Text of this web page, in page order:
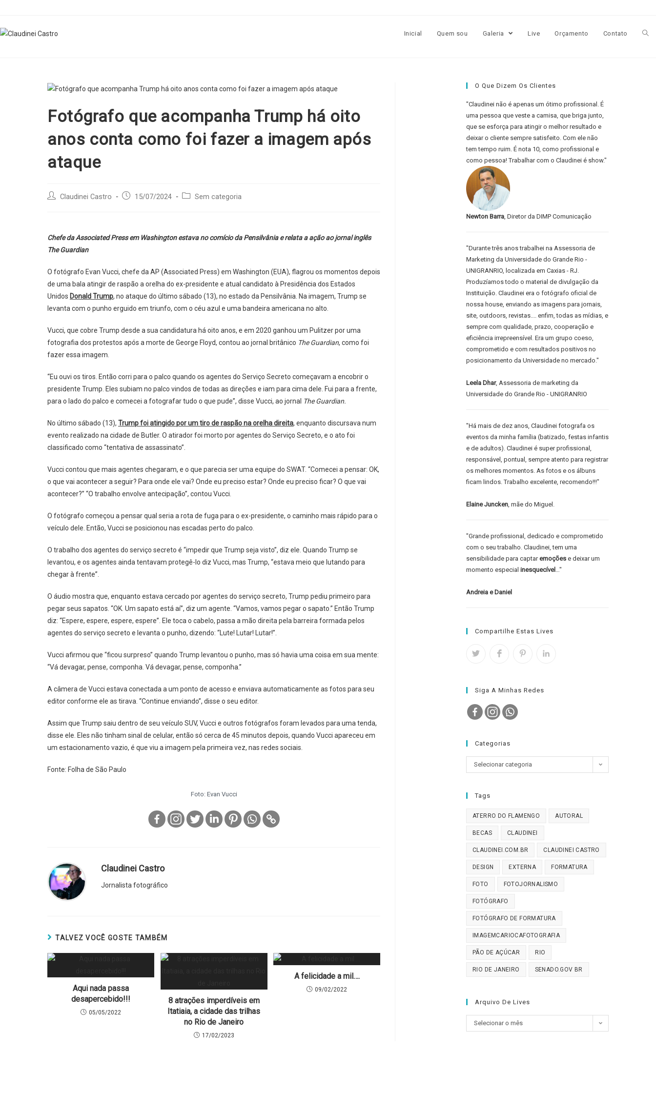
content
Inicial Quem sou Galeria Live Orçamento Contato
Fotógrafo que acompanha Trump há oito
anos conta como foi fazer a imagem após
ataque
PostClaudinei Castro
Post15/07/2024
PostSem categoria
Chefe da Associated Press em Washington estava no comício da Pensilvânia e relata a ação ao jornal inglês
The Guardian
O fotógrafo Evan Vucci, chefe da AP (Associated Press) em Washington (EUA), flagrou os momentos depois
de uma bala atingir de raspão a orelha do ex-presidente e atual candidato à Presidência dos Estados
Unidos Donald Trump, no ataque do último sábado (13), no estado da Pensilvânia. Na imagem, Trump se
levanta com o punho erguido em triunfo, com o céu azul e uma bandeira americana no alto.
Vucci, que cobre Trump desde a sua candidatura há oito anos, e em 2020 ganhou um Pulitzer por uma
fotografia dos protestos após a morte de George Floyd, contou ao jornal britânico The Guardian, como foi
fazer essa imagem.
“Eu ouvi os tiros. Então corri para o palco quando os agentes do Serviço Secreto começavam a encobrir o
presidente Trump. Eles subiam no palco vindos de todas as direções e iam para cima dele. Fui para a frente,
para o lado do palco e comecei a fotografar tudo o que pude”, disse Vucci, ao jornal The Guardian.
No último sábado (13), Trump foi atingido por um tiro de raspão na orelha direita, enquanto discursava num
evento realizado na cidade de Butler. O atirador foi morto por agentes do Serviço Secreto, e o ato foi
classificado como “tentativa de assassinato”.
Vucci contou que mais agentes chegaram, e o que parecia ser uma equipe do SWAT. “Comecei a pensar: OK,
o que vai acontecer a seguir? Para onde ele vai? Onde eu preciso estar? Onde eu preciso ficar? O que vai
acontecer?” “O trabalho envolve antecipação”, contou Vucci.
O fotógrafo começou a pensar qual seria a rota de fuga para o ex-presidente, o caminho mais rápido para o
veículo dele. Então, Vucci se posicionou nas escadas perto do palco.
O trabalho dos agentes do serviço secreto é “impedir que Trump seja visto”, diz ele. Quando Trump se
levantou, e os agentes ainda tentavam protegê-lo diz Vucci, mas Trump, “estava meio que lutando para
chegar à frente”.
O áudio mostra que, enquanto estava cercado por agentes do serviço secreto, Trump pediu primeiro para
pegar seus sapatos. “OK. Um sapato está aí”, diz um agente. “Vamos, vamos pegar o sapato.” Então Trump
diz: “Espere, espere, espere, espere”. Ele toca o cabelo, passa a mão direita pela barreira formada pelos
agentes do serviço secreto e levanta o punho, dizendo: “Lute! Lutar! Lutar!”.
Vucci afirmou que “ficou surpreso” quando Trump levantou o punho, mas só havia uma coisa em sua mente:
“Vá devagar, pense, componha. Vá devagar, pense, componha.”
A câmera de Vucci estava conectada a um ponto de acesso e enviava automaticamente as fotos para seu
editor conforme ele as tirava. “Continue enviando”, disse o seu editor.
Assim que Trump saiu dentro de seu veículo SUV, Vucci e outros fotógrafos foram levados para uma tenda,
disse ele. Eles não tinham sinal de celular, então só cerca de 45 minutos depois, quando Vucci apareceu em
um estacionamento vazio, é que viu a imagem pela primeira vez, nas redes sociais.
Fonte: Folha de São Paulo
Foto: Evan Vucci
Claudinei Castro
Jornalista fotográfico
TALVEZ VOCÊ GOSTE TAMBÉM
Aqui nada passa
desapercebido!!!
05/05/2022
8 atrações imperdíveis em
Itatiaia, a cidade das trilhas
no Rio de Janeiro
17/02/2023
A felicidade a mil….
09/02/2022
O Que Dizem Os Clientes
"Claudinei não é apenas um ótimo profissional. É
uma pessoa que veste a camisa, que briga junto,
que se esforça para atingir o melhor resultado e
deixar o cliente sempre satisfeito. Com ele não
tem tempo ruim. É nota 10, como profissional e
como pessoa! Trabalhar com o Claudinei é show."
Newton Barra, Diretor da DIMP Comunicação
"Durante três anos trabalhei na Assessoria de
Marketing da Universidade do Grande Rio -
UNIGRANRIO, localizada em Caxias - RJ.
Produzíamos todo o material de divulgação da
Instituição. Claudinei era o fotógrafo oficial de
nossa house, enviando as imagens para jornais,
site, outdoors, revistas.... enfim, todas as mídias, e
sempre com qualidade, prazo, cooperação e
eficiência irrepreensível. Era um grupo coeso,
comprometido e com resultados positivos no
posicionamento da Universidade no mercado."
Leela Dhar, Assessoria de marketing da
Universidade do Grande Rio - UNIGRANRIO
"Há mais de dez anos, Claudinei fotografa os
eventos da minha família (batizado, festas infantis
e de adultos). Claudinei é super profissional,
responsável, pontual, sempre atento para registrar
os melhores momentos. As fotos e os álbuns
ficam lindos. Trabalho excelente, recomendo!!!"
Elaine Juncken, mãe do Miguel.
"Grande profissional, dedicado e comprometido
com o seu trabalho. Claudinei, tem uma
sensibilidade para captaremoções e deixar um
momento especial inesquecível …"
Andreia e Daniel
Compartilhe Estas Lives
Siga A Minhas Redes
Categorias
Categorias
Selecionar categoria
Tags
ATERRO DO FLAMENGO AUTORAL
BECAS CLAUDINEI
CLAUDINEI.COM.BR CLAUDINEI CASTRO
DESIGN EXTERNA FORMATURA
FOTO FOTOJORNALISMO
FOTÓGRAFO
FOTÓGRAFO DE FORMATURA
IMAGEMCARIOCAFOTOGRAFIA
PÃO DE AÇÚCAR RIO
RIO DE JANEIRO SENADO.GOV BR
Arquivo De Lives
Arquivo
de
Selecionar o mês